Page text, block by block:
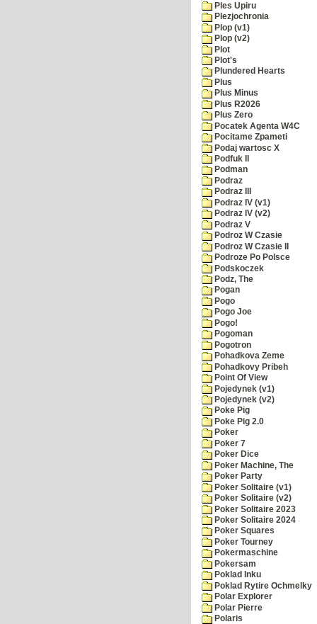
Ples Upiru
Plezjochronia
Plop (v1)
Plop (v2)
Plot
Plot's
Plundered Hearts
Plus
Plus Minus
Plus R2026
Plus Zero
Pocatek Agenta W4C
Pocitame Zpameti
Podaj wartosc X
Podfuk II
Podman
Podraz
Podraz III
Podraz IV (v1)
Podraz IV (v2)
Podraz V
Podroz W Czasie
Podroz W Czasie II
Podroze Po Polsce
Podskoczek
Podz, The
Pogan
Pogo
Pogo Joe
Pogo!
Pogoman
Pogotron
Pohadkova Zeme
Pohadkovy Pribeh
Point Of View
Pojedynek (v1)
Pojedynek (v2)
Poke Pig
Poke Pig 2.0
Poker
Poker 7
Poker Dice
Poker Machine, The
Poker Party
Poker Solitaire (v1)
Poker Solitaire (v2)
Poker Solitaire 2023
Poker Solitaire 2024
Poker Squares
Poker Tourney
Pokermaschine
Pokersam
Poklad Inku
Poklad Rytire Ochmelky
Polar Explorer
Polar Pierre
Polaris